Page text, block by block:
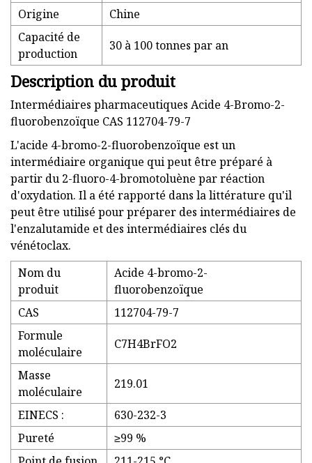
Origine
Chine
Capacité de
production
30 à 100 tonnes par an
Description du produit
Intermédiaires pharmaceutiques Acide 4-Bromo-2-
fluorobenzoïque CAS 112704-79-7
L'acide 4-bromo-2-fluorobenzoïque est un
intermédiaire organique qui peut être préparé à
partir du 2-fluoro-4-bromotoluène par réaction
d'oxydation. Il a été rapporté dans la littérature qu'il
peut être utilisé pour préparer des intermédiaires de
l'enzalutamide et des intermédiaires clés du
vénétoclax.
Nom du
produit
Acide 4-bromo-2-
fluorobenzoïque
CAS
112704-79-7
Formule
moléculaire
C7H4BrFO2
Masse
moléculaire
219.01
EINECS :
630-232-3
Pureté
≥99 %